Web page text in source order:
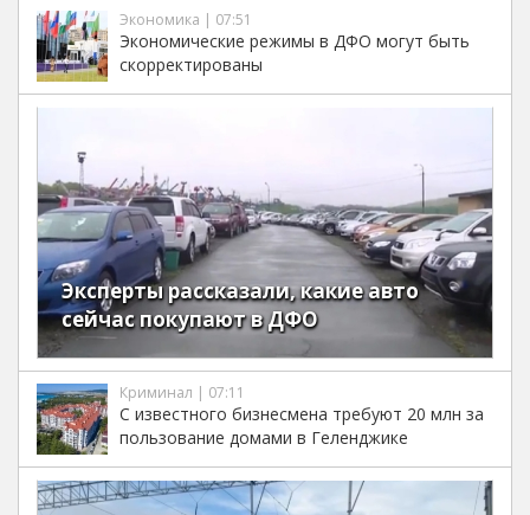
Экономика | 07:51
Экономические режимы в ДФО могут быть
скорректированы
Эксперты рассказали, какие авто
сейчас покупают в ДФО
Криминал | 07:11
С известного бизнесмена требуют 20 млн за
пользование домами в Геленджике